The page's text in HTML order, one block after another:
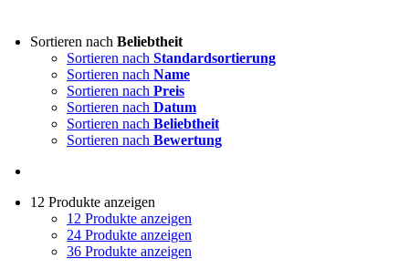
Sortieren nach Beliebtheit
Sortieren nach Standardsortierung
Sortieren nach Name
Sortieren nach Preis
Sortieren nach Datum
Sortieren nach Beliebtheit
Sortieren nach Bewertung
12 Produkte anzeigen
12 Produkte anzeigen
24 Produkte anzeigen
36 Produkte anzeigen